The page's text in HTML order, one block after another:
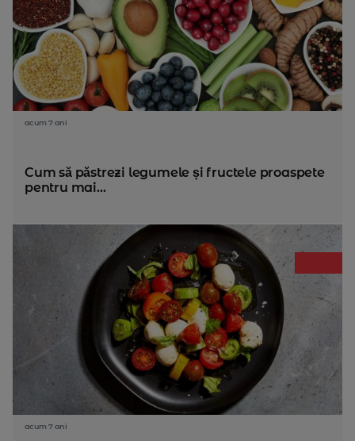
acum 7 ani
Cum să păstrezi legumele și fructele proaspete
pentru mai...
acum 7 ani